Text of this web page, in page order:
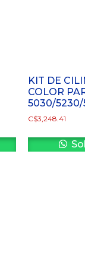
KIT DE
COLOR
5030/5230/
C$3,248.41